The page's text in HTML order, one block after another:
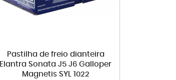
Pastilha de freio dianteira
Elantra Sonata J5 J6 Galloper
Magnetis SYL 1022